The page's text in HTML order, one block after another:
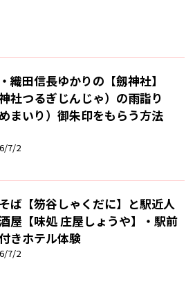
織田信長ゆかりの【劔神社】
神社つるぎじんじゃ）の雨詣り
めまいり）御朱印をもらう方法
7/2
ば【笏谷しゃくだに】と駅近人
屋【味処 庄屋しょうや】・駅前
きホテル体験
7/2